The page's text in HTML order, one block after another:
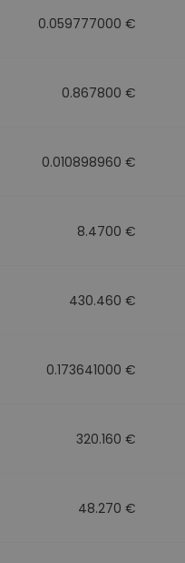
0.059777000 €
0.867800 €
0.010898960 €
8.4700 €
430.460 €
0.173641000 €
320.160 €
48.270 €